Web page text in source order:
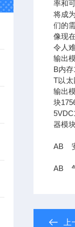
率和
将成
们的
像现
令人
输出
B内
T以太
输出
块
器模
AB
AB